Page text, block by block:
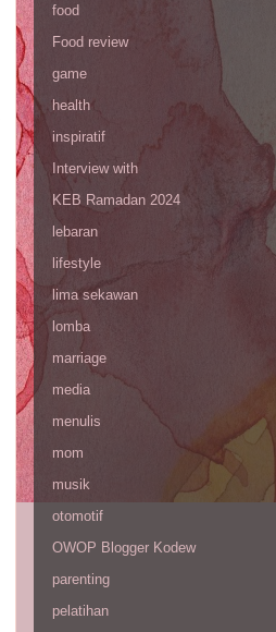
food
Food review
game
health
inspiratif
Interview with
KEB Ramadan 2024
lebaran
lifestyle
lima sekawan
lomba
marriage
media
menulis
mom
musik
otomotif
OWOP Blogger Kodew
parenting
pelatihan